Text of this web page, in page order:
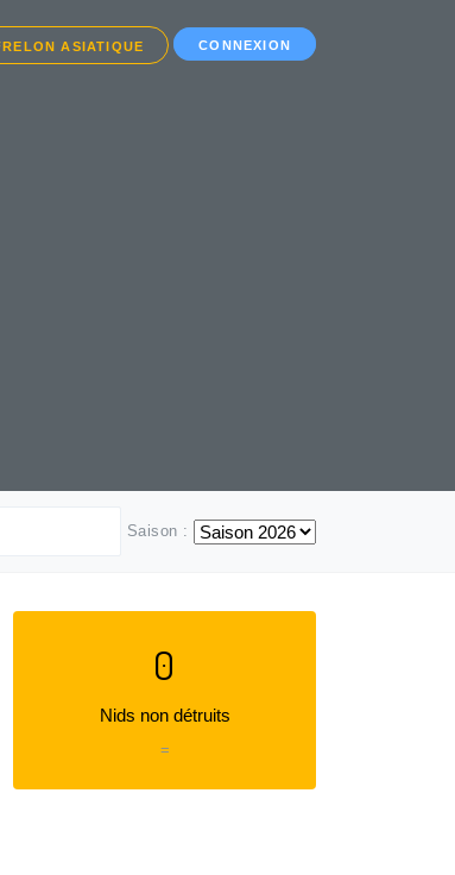
ASIATIQUE CONNEXION
Saison :
0
Nids non détruits
=